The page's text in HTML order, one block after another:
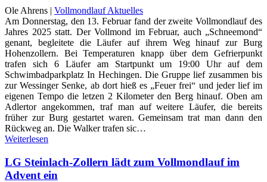
Ole Ahrens | Vollmondlauf Aktuelles
Am Donnerstag, den 13. Februar fand der zweite Vollmondlauf des
Jahres 2025 statt. Der Vollmond im Februar, auch „Schneemond“
genant, begleitete die Läufer auf ihrem Weg hinauf zur Burg
Hohenzollern. Bei Temperaturen knapp über dem Gefrierpunkt
trafen sich 6 Läufer am Startpunkt um 19:00 Uhr auf dem
Schwimbadparkplatz In Hechingen. Die Gruppe lief zusammen bis
zur Wessinger Senke, ab dort hieß es „Feuer frei“ und jeder lief im
eigenen Tempo die letzen 2 Kilometer den Berg hinauf. Oben am
Adlertor angekommen, traf man auf weitere Läufer, die bereits
früher zur Burg gestartet waren. Gemeinsam trat man dann den
Rückweg an. Die Walker trafen sic…
Weiterlesen
LG Steinlach-Zollern lädt zum Vollmondlauf im
Advent ein